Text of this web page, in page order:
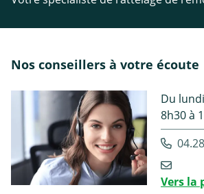
Nos conseillers à votre écoute
Du
8h30 à
Vers la